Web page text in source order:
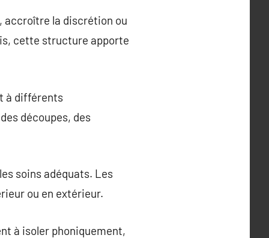
accroître la discrétion ou
cette structure apporte
à différents
découpes, des
soins adéquats. Les
ou en extérieur.
à isoler phoniquement,